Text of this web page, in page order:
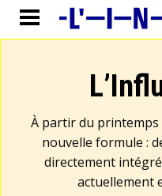
À partir du printemps
nouvelle formule :
directement
actuellement